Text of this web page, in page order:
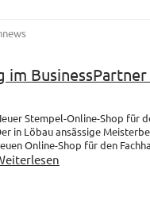
im BusinessPartner
Stempel-Online-Shop für
in Löbau ansässige
Online-Shop für den